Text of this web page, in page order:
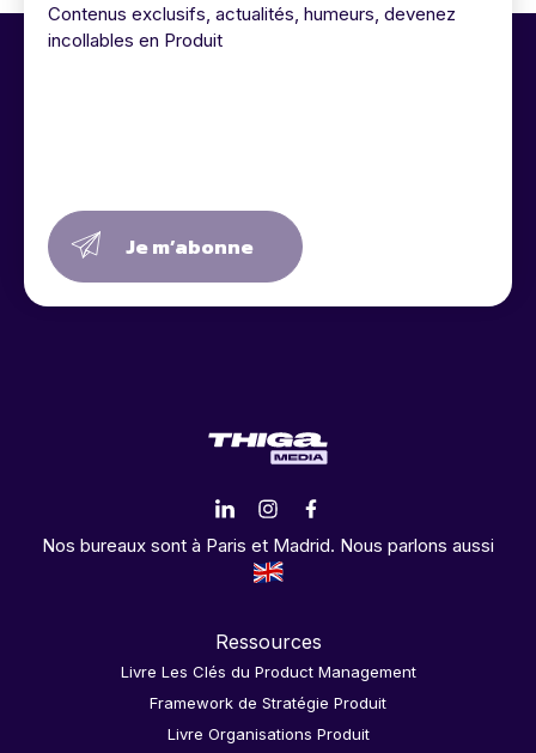
Contenus exclusifs, actualités, humeurs, devenez
incollables en Produit
Je m’abonne
Nos bureaux sont à Paris et Madrid. Nous parlons aussi
Ressources
Livre Les Clés du Product Management
Framework de Stratégie Produit
Livre Organisations Produit